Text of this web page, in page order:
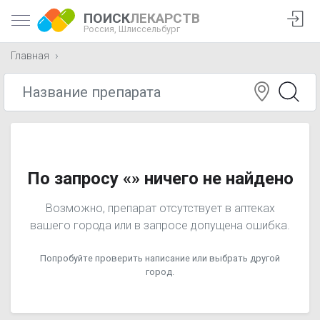
ПОИСКЛЕКАРСТВ
Россия, Шлиссельбург
Главная
По запросу «» ничего не найдено
Возможно, препарат отсутствует в аптеках
вашего города или в запросе допущена ошибка.
Попробуйте проверить написание или выбрать другой
город.